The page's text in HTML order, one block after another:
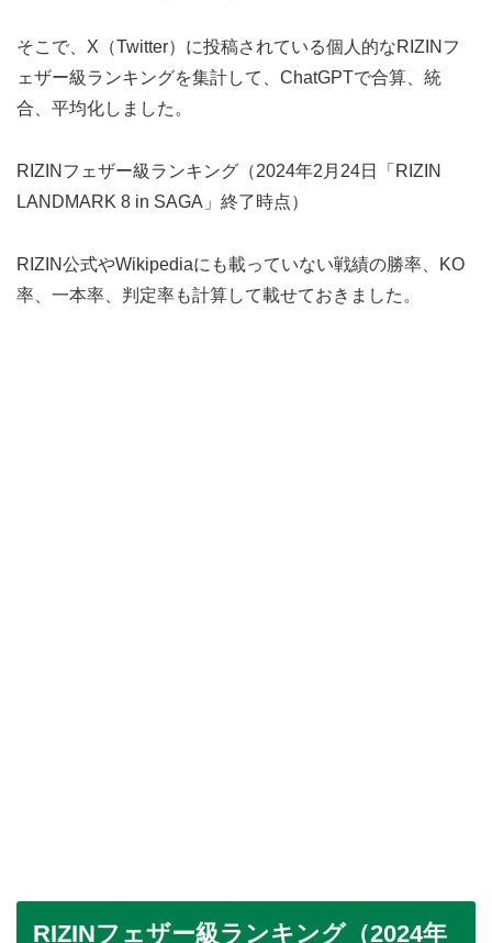
そこで、X（Twitter）に投稿されている個人的なRIZINフ
ェザー級ランキングを集計して、ChatGPTで合算、統
合、平均化しました。
RIZINフェザー級ランキング（2024年2月24日「RIZIN
LANDMARK 8 in SAGA」終了時点）
RIZIN公式やWikipediaにも載っていない戦績の勝率、KO
率、一本率、判定率も計算して載せておきました。
RIZINフェザー級ランキング（2024年